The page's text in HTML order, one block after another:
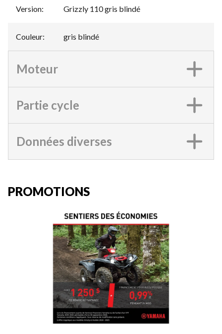
Version: Grizzly 110 gris blindé
Couleur: gris blindé
Moteur
Partie cycle
Données diverses
PROMOTIONS